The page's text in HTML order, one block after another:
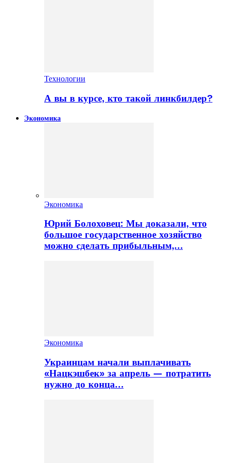
Технологии
А вы в курсе, кто такой линкбилдер?
Экономика
Экономика
Юрий Болоховец: Мы доказали, что
большое государственное хозяйство
можно сделать прибыльным,…
Экономика
Украинцам начали выплачивать
«Нацкэшбек» за апрель — потратить
нужно до конца…